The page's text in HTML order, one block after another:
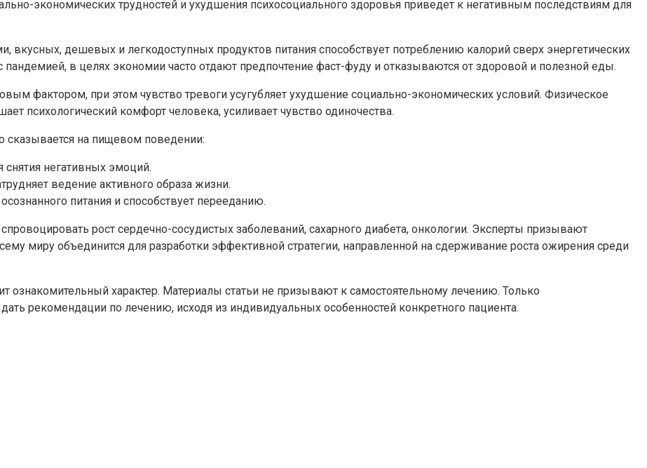
экономических трудностей и ухудшения психосоциального здоровья приведет к негативным последствиям для
вкусных, дешевых и легкодоступных продуктов питания способствует потреблению калорий сверх энергетических
в целях экономии часто отдают предпочтение фаст-фуду и отказываются от здоровой и полезной еды.
фактором, при этом чувство тревоги усугубляет ухудшение социально-экономических условий. Физическое
психологический комфорт человека, усиливает чувство одиночества.
сказывается на пищевом поведении:
негативных эмоций.
ведение активного образа жизни.
питания и способствует перееданию.
рост сердечно-сосудистых заболеваний, сахарного диабета, онкологии. Эксперты призывают
миру объединится для разработки эффективной стратегии, направленной на сдерживание роста ожирения среди
ознакомительный характер. Материалы статьи не призывают к самостоятельному лечению. Только
рекомендации по лечению, исходя из индивидуальных особенностей конкретного пациента.